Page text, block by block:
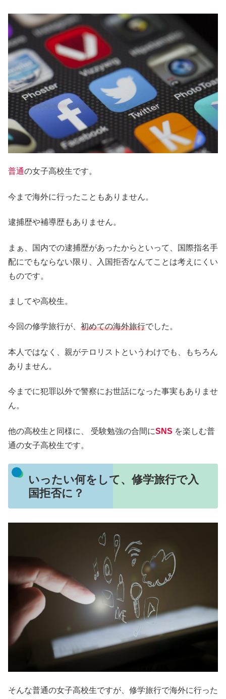
普通の女子高校生です。
今まで海外に行ったこともありません。
逮捕歴や補導歴もありません。
まぁ、国内での逮捕歴があったからといって、国際指名手
配にでもならない限り、入国拒否なんてことは考えにくい
ものです。
ましてや高校生。
今回の修学旅行が、 初めての海外旅行でした。
本人ではなく、親がテロリストというわけでも、もちろん
ありません。
今までに犯罪以外で警察にお世話になった事実もありませ
ん。
他の高校生と同様に、 受験勉強の合間にSNS を楽しむ普
通の女子高校生です。
いったい何をして、修学旅行で入
国拒否に？
そんな普通の女子高校生ですが、修学旅行で海外に行った